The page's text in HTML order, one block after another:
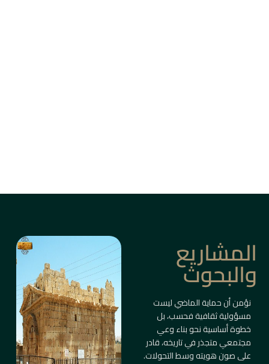
المشاريع
والبحوث
نؤمن أن حماية الماضي ليست
مسؤولية ثقافية فحسب، بل
خطوة أساسية نحو بناء وعي
مجتمعي متجذر في تاريخه، قادر
على صون هويته وسط التحولات.